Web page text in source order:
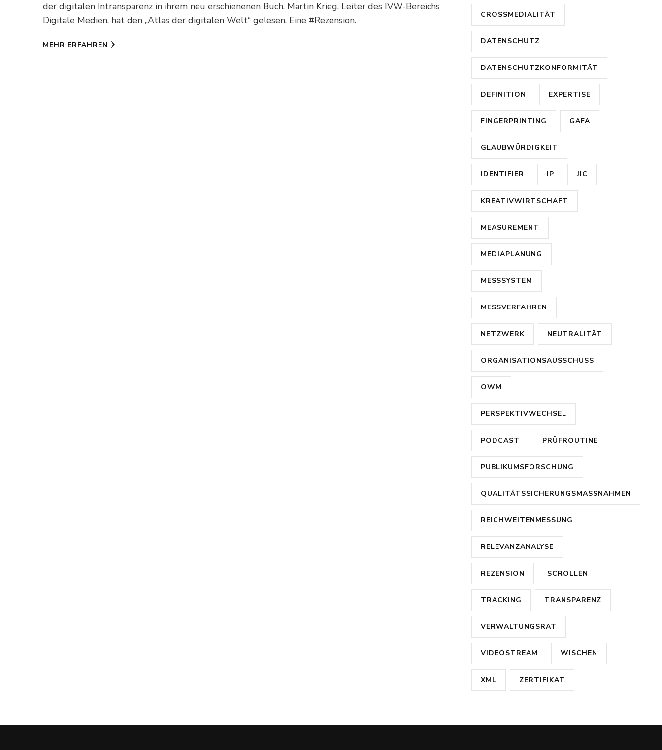
der digitalen Intransparenz in ihrem neu erschienenen Buch. Martin Krieg, Leiter des IVW-Bereichs
Digitale Medien, hat den „Atlas der digitalen Welt“ gelesen. Eine #Rezension.
MEHR ERFAHREN
CROSSMEDIALITÄT
DATENSCHUTZ
DATENSCHUTZKONFORMITÄT
DEFINITION EXPERTISE
FINGERPRINTING GAFA
GLAUBWÜRDIGKEIT
IDENTIFIER IP JIC
KREATIVWIRTSCHAFT
MEASUREMENT
MEDIAPLANUNG
MESSSYSTEM
MESSVERFAHREN
NETZWERK NEUTRALITÄT
ORGANISATIONSAUSSCHUSS
OWM
PERSPEKTIVWECHSEL
PODCAST PRÜFROUTINE
PUBLIKUMSFORSCHUNG
QUALITÄTSSICHERUNGSMASSNAHMEN
REICHWEITENMESSUNG
RELEVANZANALYSE
REZENSION SCROLLEN
TRACKING TRANSPARENZ
VERWALTUNGSRAT
VIDEOSTREAM WISCHEN
XML ZERTIFIKAT